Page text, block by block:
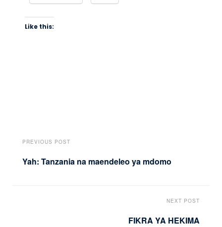
Like this:
PREVIOUS POST
Yah: Tanzania na maendeleo ya mdomo
NEXT POST
FIKRA YA HEKIMA